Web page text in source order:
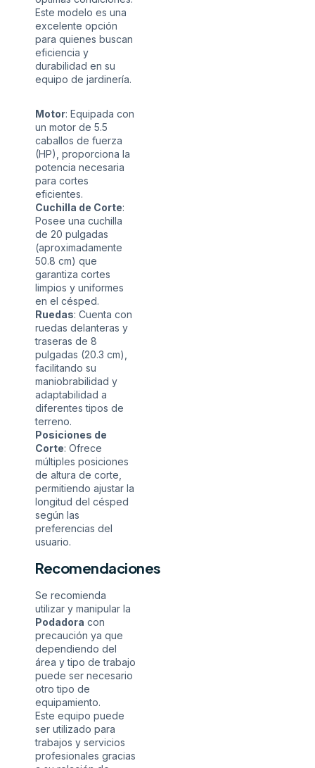
Este modelo es una
excelente opción
para quienes buscan
eficiencia y
durabilidad en su
equipo de jardinería.
Motor: Equipada con
un motor de 5.5
caballos de fuerza
(HP), proporciona la
potencia necesaria
para cortes
eficientes.
Cuchilla de Corte:
Posee una cuchilla
de 20 pulgadas
(aproximadamente
50.8 cm) que
garantiza cortes
limpios y uniformes
en el césped.
Ruedas: Cuenta con
ruedas delanteras y
traseras de 8
pulgadas (20.3 cm),
facilitando su
maniobrabilidad y
adaptabilidad a
diferentes tipos de
terreno.
Posiciones de
Corte: Ofrece
múltiples posiciones
de altura de corte,
permitiendo ajustar la
longitud del césped
según las
preferencias del
usuario.
Recomendaciones
Se recomienda
utilizar y manipular la
Podadora con
precaución ya que
dependiendo del
área y tipo de trabajo
puede ser necesario
otro tipo de
equipamiento.
Este equipo puede
ser utilizado para
trabajos y servicios
profesionales gracias